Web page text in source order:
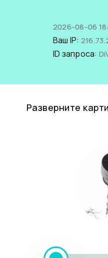
2026-08-06
Ваш IP:
ID запроса:
Разверните